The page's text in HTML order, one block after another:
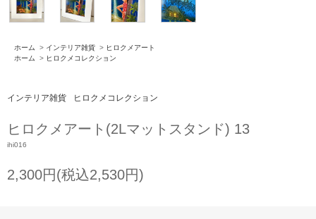
ホーム > インテリア雑貨 > ヒロクメアート
ホーム
> ヒロクメコレクション
インテリア雑貨 ヒロクメコレクション
ヒロクメアート(2Lマットスタンド) 13
ihi016
2,300円(税込2,530円)